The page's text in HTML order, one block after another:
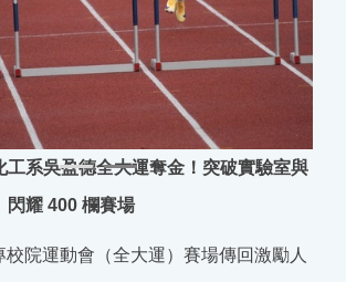
工系吳盈德全大運奪金！突破實驗室與
閃耀 400 欄賽場
校院運動會（全大運）賽場傳回激勵人